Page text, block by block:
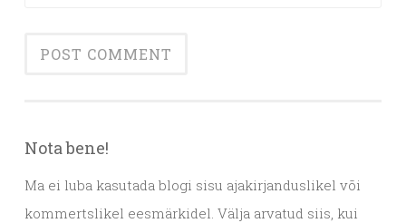
Nota bene!
Ma ei luba kasutada blogi sisu ajakirjanduslikel või
kommertslikel eesmärkidel. Välja arvatud siis, kui